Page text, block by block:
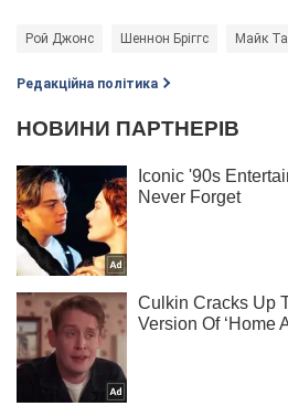
Рой Джонс Шеннон Бріггс Майк
Редакційна політика